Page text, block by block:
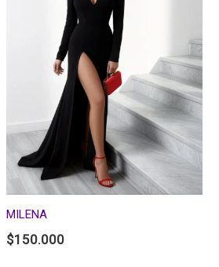
MILENA
$150.000